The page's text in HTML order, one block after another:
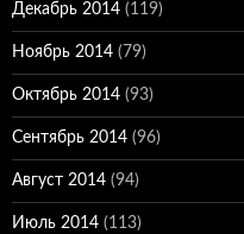
Декабрь 2014 (119)
Ноябрь 2014 (79)
Октябрь 2014 (93)
Сентябрь 2014 (96)
Август 2014 (94)
Июль 2014 (113)